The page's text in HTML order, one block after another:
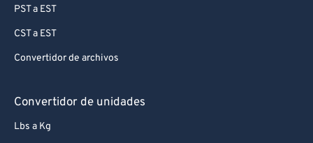
PST a EST
CST a EST
Convertidor de archivos
Convertidor de unidades
Lbs a Kg